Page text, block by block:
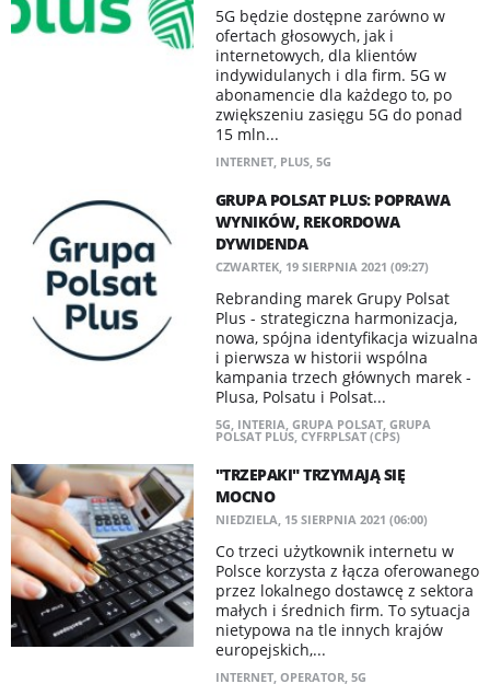
5G będzie dostępne zarówno w
ofertach głosowych, jak i
internetowych, dla klientów
indywidulanych i dla firm. 5G w
abonamencie dla każdego to, po
zwiększeniu zasięgu 5G do ponad
15 mln...
INTERNET, PLUS, 5G
GRUPA POLSAT PLUS: POPRAWA
WYNIKÓW, REKORDOWA
DYWIDENDA
CZWARTEK, 19 SIERPNIA 2021 (09:27)
Rebranding marek Grupy Polsat
Plus - strategiczna harmonizacja,
nowa, spójna identyfikacja wizualna
i pierwsza w historii wspólna
kampania trzech głównych marek -
Plusa, Polsatu i Polsat...
5G, INTERIA, GRUPA POLSAT, GRUPA
POLSAT PLUS, CYFRPLSAT (CPS)
"TRZEPAKI" TRZYMAJĄ SIĘ
MOCNO
NIEDZIELA, 15 SIERPNIA 2021 (06:00)
Co trzeci użytkownik internetu w
Polsce korzysta z łącza oferowanego
przez lokalnego dostawcę z sektora
małych i średnich firm. To sytuacja
nietypowa na tle innych krajów
europejskich,...
INTERNET, OPERATOR, 5G